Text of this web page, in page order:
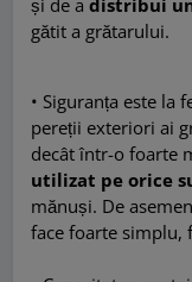
și de adistribui
gătit a grătarului.
• Siguranța este la
pereții exteriori ai
decât într-o foarte
utilizat pe orice
mănuși. De
face foarte simplu,